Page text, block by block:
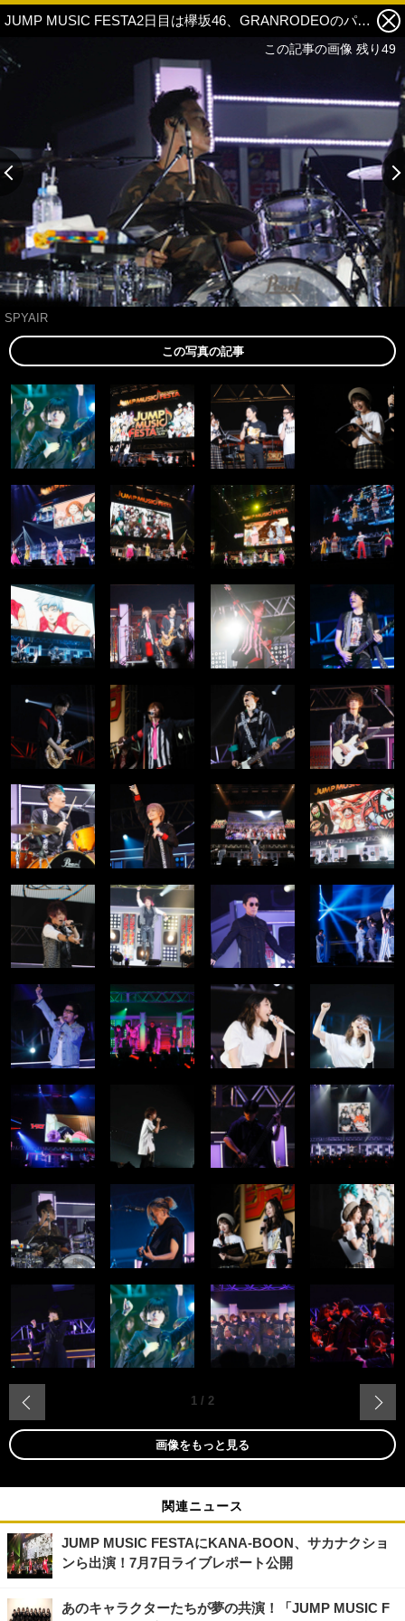
JUMP MUSIC FESTA2日目は欅坂46、GRANRODEOのパフォーマンスにファン熱狂！ライブレポート 33枚目の写真・画像
SPYAIR
この写真の記事
1 / 2
画像をもっと見る
関連ニュース
JUMP MUSIC FESTAにKANA-BOON、サカナクショ
ンら出演！7月7日ライブレポート公開
あのキャラクターたちが夢の共演！「JUMP MUSIC F
この記事の画像 残り49